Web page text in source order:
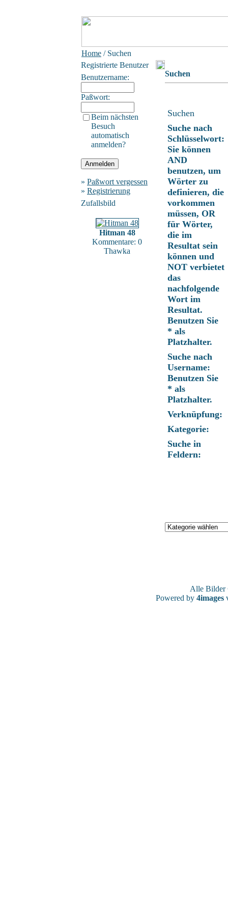
Home / Suchen
Registrierte Benutzer
Benutzername:
Paßwort:
Beim nächsten
Besuch
automatisch
anmelden?
» Paßwort vergessen
» Registrierung
Zufallsbild
Hitman 48
Kommentare: 0
Thawka
Suchen
Suchen
Suche nach
Schlüsselwort:
Sie können
AND
benutzen, um
Wörter zu
definieren, die
vorkommen
müssen, OR
für Wörter,
die im
Resultat sein
können und
NOT verbietet
das
nachfolgende
Wort im
Resultat.
Benutzen Sie
* als
Platzhalter.
Suche nach
Username:
Benutzen Sie
* als
Platzhalter.
Verknüpfung:
Kategorie:
Suche in
Feldern:
Alle
Powered by 4images